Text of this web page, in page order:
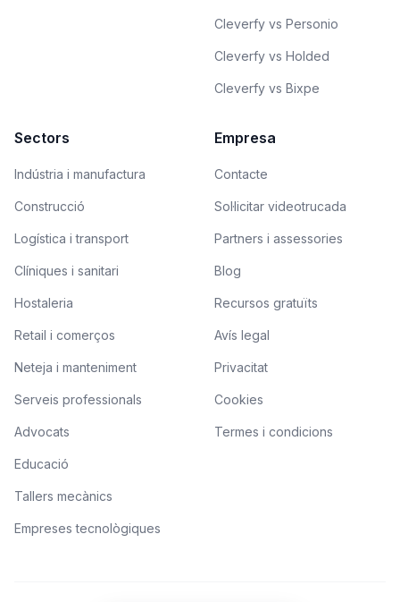
Cleverfy vs Personio
Cleverfy vs Holded
Cleverfy vs Bixpe
Sectors
Indústria i manufactura
Construcció
Logística i transport
Clíniques i sanitari
Hostaleria
Retail i comerços
Neteja i manteniment
Serveis professionals
Advocats
Educació
Tallers mecànics
Empreses tecnològiques
Empresa
Contacte
Sol·licitar videotrucada
Partners i assessories
Blog
Recursos gratuïts
Avís legal
Privacitat
Cookies
Termes i condicions